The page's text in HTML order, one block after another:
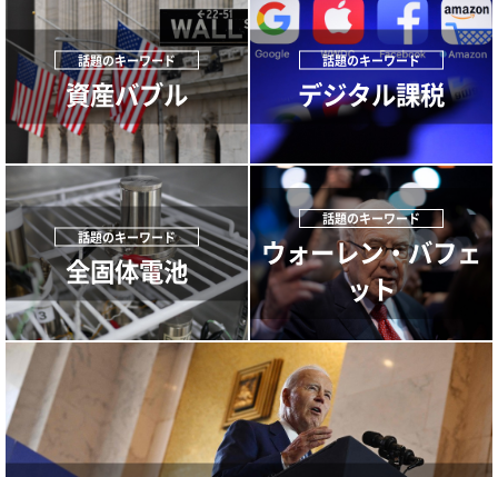
資産バブル デジタル課税
全固体電池
ウォーレン・バフェ
ット